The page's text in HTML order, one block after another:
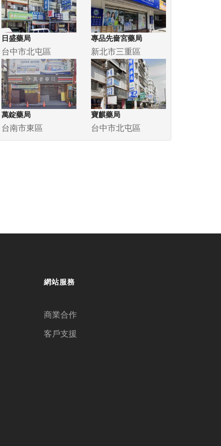
日盛藥局
台中市北屯區
專品先嗇宮藥局
新北市三重區
萬錠藥局
台南市東區
寶麒藥局
台中市北屯區
網站服務
商業合作
客戶支援